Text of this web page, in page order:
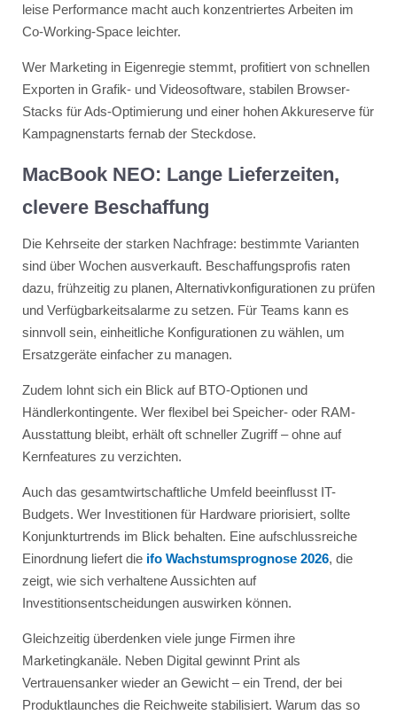
leise Performance macht auch konzentriertes Arbeiten im
Co-Working-Space leichter.
Wer Marketing in Eigenregie stemmt, profitiert von schnellen
Exporten in Grafik- und Videosoftware, stabilen Browser-
Stacks für Ads-Optimierung und einer hohen Akkureserve für
Kampagnenstarts fernab der Steckdose.
MacBook NEO: Lange Lieferzeiten,
clevere Beschaffung
Die Kehrseite der starken Nachfrage: bestimmte Varianten
sind über Wochen ausverkauft. Beschaffungsprofis raten
dazu, frühzeitig zu planen, Alternativkonfigurationen zu prüfen
und Verfügbarkeitsalarme zu setzen. Für Teams kann es
sinnvoll sein, einheitliche Konfigurationen zu wählen, um
Ersatzgeräte einfacher zu managen.
Zudem lohnt sich ein Blick auf BTO-Optionen und
Händlerkontingente. Wer flexibel bei Speicher- oder RAM-
Ausstattung bleibt, erhält oft schneller Zugriff – ohne auf
Kernfeatures zu verzichten.
Auch das gesamtwirtschaftliche Umfeld beeinflusst IT-
Budgets. Wer Investitionen für Hardware priorisiert, sollte
Konjunkturtrends im Blick behalten. Eine aufschlussreiche
Einordnung liefert die ifo Wachstumsprognose 2026, die
zeigt, wie sich verhaltene Aussichten auf
Investitionsentscheidungen auswirken können.
Gleichzeitig überdenken viele junge Firmen ihre
Marketingkanäle. Neben Digital gewinnt Print als
Vertrauensanker wieder an Gewicht – ein Trend, der bei
Produktlaunches die Reichweite stabilisiert. Warum das so